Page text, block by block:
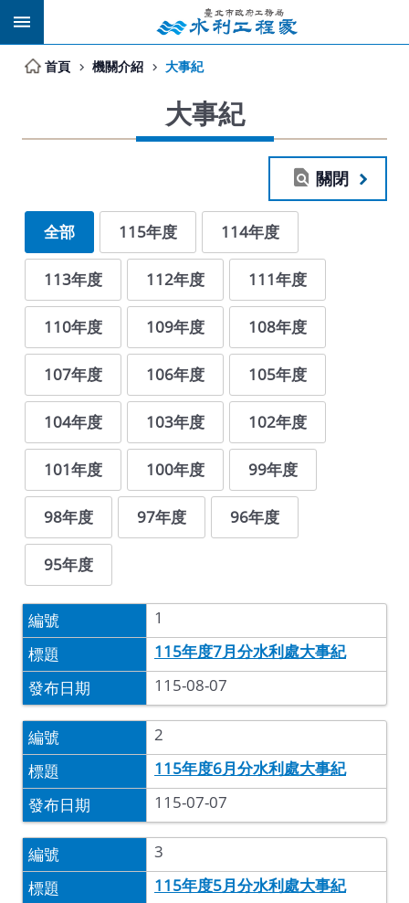
跳到主要內容區塊
首頁 機關介紹 大事紀
大事紀
關閉
全部 115年度 114年度
113年度 112年度 111年度
110年度 109年度 108年度
107年度 106年度 105年度
104年度 103年度 102年度
101年度 100年度 99年度
98年度 97年度 96年度
95年度
1
115年度7月分水利處大事紀
115-08-07
2
115年度6月分水利處大事紀
115-07-07
3
115年度5月分水利處大事紀